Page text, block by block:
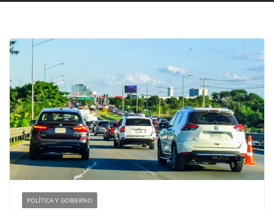
POLÍTICA Y GOBIERNO